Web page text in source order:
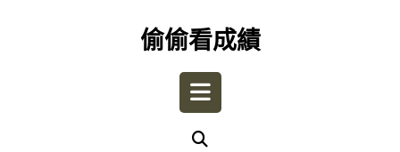
偷偷看成績
Open